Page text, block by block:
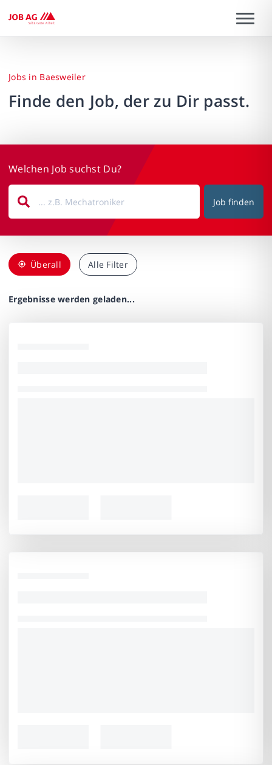
Jobs in Baesweiler
Finde den Job, der zu Dir passt.
Welchen Job suchst Du?
Job finden
Überall Alle Filter
Ergebnisse werden geladen...